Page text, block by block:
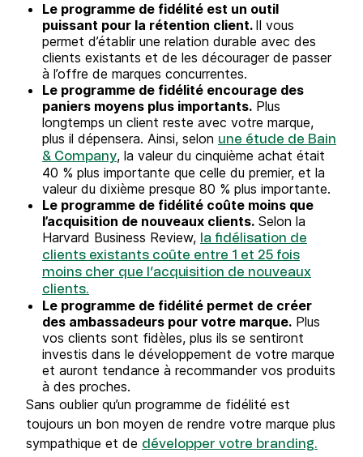
Le programme de fidélité est un outil
puissant pour la rétention client. Il vous
permet d’établir une relation durable avec des
clients existants et de les décourager de passer
à l’offre de marques concurrentes.
Le programme de fidélité encourage des
paniers moyens plus importants. Plus
longtemps un client reste avec votre marque,
plus il dépensera. Ainsi, selon une étude de Bain
& Company, la valeur du cinquième achat était
40 % plus importante que celle du premier, et la
valeur du dixième presque 80 % plus importante.
Le programme de fidélité coûte moins que
l’acquisition de nouveaux clients. Selon la
Harvard Business Review,
la fidélisation de
clients existants coûte entre 1 et 25 fois
moins cher que l’acquisition de nouveaux
clients.
Le programme de fidélité permet de créer
des ambassadeurs pour votre marque. Plus
vos clients sont fidèles, plus ils se sentiront
investis dans le développement de votre marque
et auront tendance à recommander vos produits
à des proches.
Sans oublier qu’un programme de fidélité est
toujours un bon moyen de rendre votre marque plus
sympathique et de développer votre branding.